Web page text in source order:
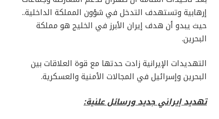
إرهابية وتستهدف التدخل في شؤون المملكة الداخلية..
حيث يبدو أن هدف إيران الأبرز في الخليج هو مملكة
البحرين.
التهديدات الإيرانية زادت حدتها مع قوة العلاقات بين
البحرين وإسرائيل في المجالات الأمنية والعسكرية.
تهديد إيراني جديد ورسائل علنية: